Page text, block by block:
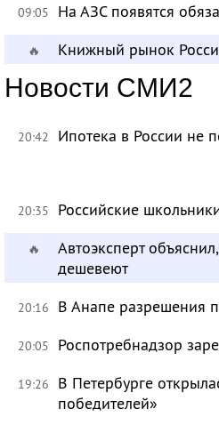
09:05 На АЗС появятся
🔥 Книжный рынок
Новости СМИ2
20:42 Ипотека в России не
20:35 Российские
🔥
Автоэксперт
дешевеют
20:16 В Анапе разрешения
20:05 Роспотребнадзор
19:26
В Петербурге
победителей»